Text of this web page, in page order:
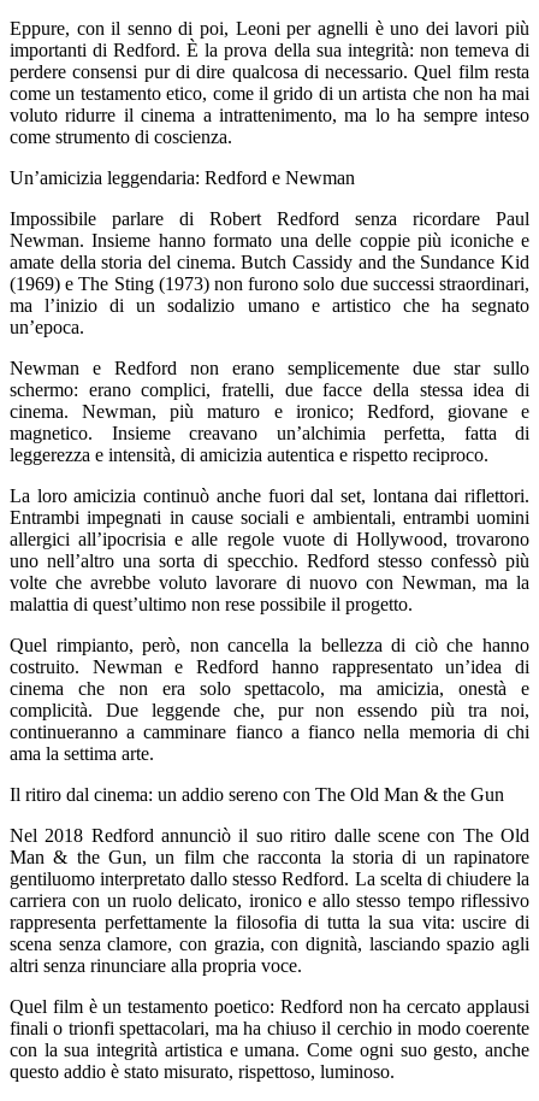
Eppure, con il senno di poi, Leoni per agnelli è uno dei lavori più
importanti di Redford. È la prova della sua integrità: non temeva di
perdere consensi pur di dire qualcosa di necessario. Quel film resta
come un testamento etico, come il grido di un artista che non ha mai
voluto ridurre il cinema a intrattenimento, ma lo ha sempre inteso
come strumento di coscienza.
Un’amicizia leggendaria: Redford e Newman
Impossibile parlare di Robert Redford senza ricordare Paul
Newman. Insieme hanno formato una delle coppie più iconiche e
amate della storia del cinema. Butch Cassidy and the Sundance Kid
(1969) e The Sting (1973) non furono solo due successi straordinari,
ma l’inizio di un sodalizio umano e artistico che ha segnato
un’epoca.
Newman e Redford non erano semplicemente due star sullo
schermo: erano complici, fratelli, due facce della stessa idea di
cinema. Newman, più maturo e ironico; Redford, giovane e
magnetico. Insieme creavano un’alchimia perfetta, fatta di
leggerezza e intensità, di amicizia autentica e rispetto reciproco.
La loro amicizia continuò anche fuori dal set, lontana dai riflettori.
Entrambi impegnati in cause sociali e ambientali, entrambi uomini
allergici all’ipocrisia e alle regole vuote di Hollywood, trovarono
uno nell’altro una sorta di specchio. Redford stesso confessò più
volte che avrebbe voluto lavorare di nuovo con Newman, ma la
malattia di quest’ultimo non rese possibile il progetto.
Quel rimpianto, però, non cancella la bellezza di ciò che hanno
costruito. Newman e Redford hanno rappresentato un’idea di
cinema che non era solo spettacolo, ma amicizia, onestà e
complicità. Due leggende che, pur non essendo più tra noi,
continueranno a camminare fianco a fianco nella memoria di chi
ama la settima arte.
Il ritiro dal cinema: un addio sereno con The Old Man & the Gun
Nel 2018 Redford annunciò il suo ritiro dalle scene con The Old
Man & the Gun, un film che racconta la storia di un rapinatore
gentiluomo interpretato dallo stesso Redford. La scelta di chiudere la
carriera con un ruolo delicato, ironico e allo stesso tempo riflessivo
rappresenta perfettamente la filosofia di tutta la sua vita: uscire di
scena senza clamore, con grazia, con dignità, lasciando spazio agli
altri senza rinunciare alla propria voce.
Quel film è un testamento poetico: Redford non ha cercato applausi
finali o trionfi spettacolari, ma ha chiuso il cerchio in modo coerente
con la sua integrità artistica e umana. Come ogni suo gesto, anche
questo addio è stato misurato, rispettoso, luminoso.